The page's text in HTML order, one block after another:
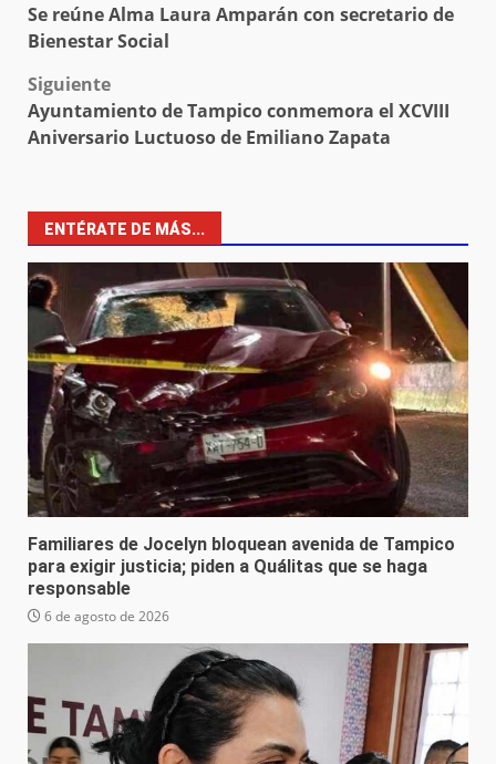
navigation
Se reúne Alma Laura Amparán con secretario de
Bienestar Social
Siguiente
Ayuntamiento de Tampico conmemora el XCVIII
Aniversario Luctuoso de Emiliano Zapata
ENTÉRATE DE MÁS...
Familiares de Jocelyn bloquean avenida de Tampico
para exigir justicia; piden a Quálitas que se haga
responsable
6 de agosto de 2026